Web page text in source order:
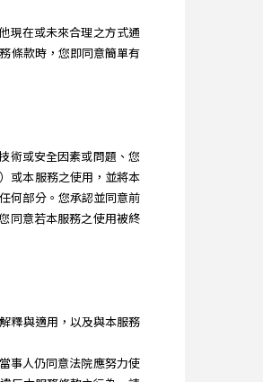
現在或未來合理之方式通
條款時，您即同意簡單有
術或安全因素或問題、您
或本服務之使用，並將本
何部分。您承認並同意前
同意若本服務之使用被終
釋與適用，以及與本服務
事人仍同意法院應努力使